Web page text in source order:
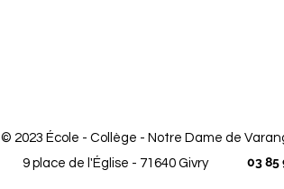
© 2023 École - Collège - Notre Dame de
9 place de l'Église - 71640 Givry
03 85